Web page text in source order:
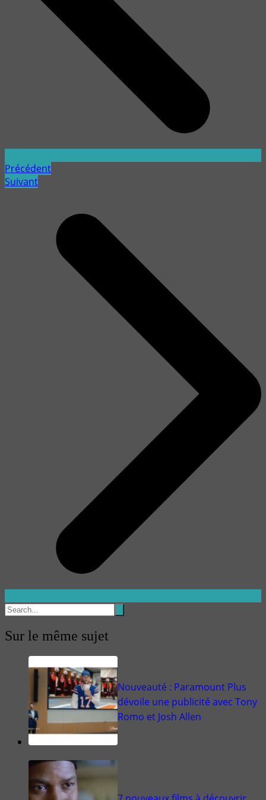
Précédent
Suivant
Sur le même sujet
Nouveauté : Paramount Plus
dévoile une publicité avec Tony
Romo et Josh Allen